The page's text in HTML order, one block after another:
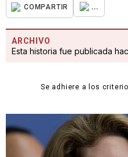
COMPARTIR ...
ARCHIVO
Esta historia fue publicada
Se adhiere a los